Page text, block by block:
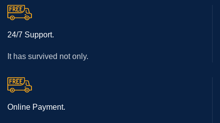
24/7 Support.
It has survived not only.
Online Payment.